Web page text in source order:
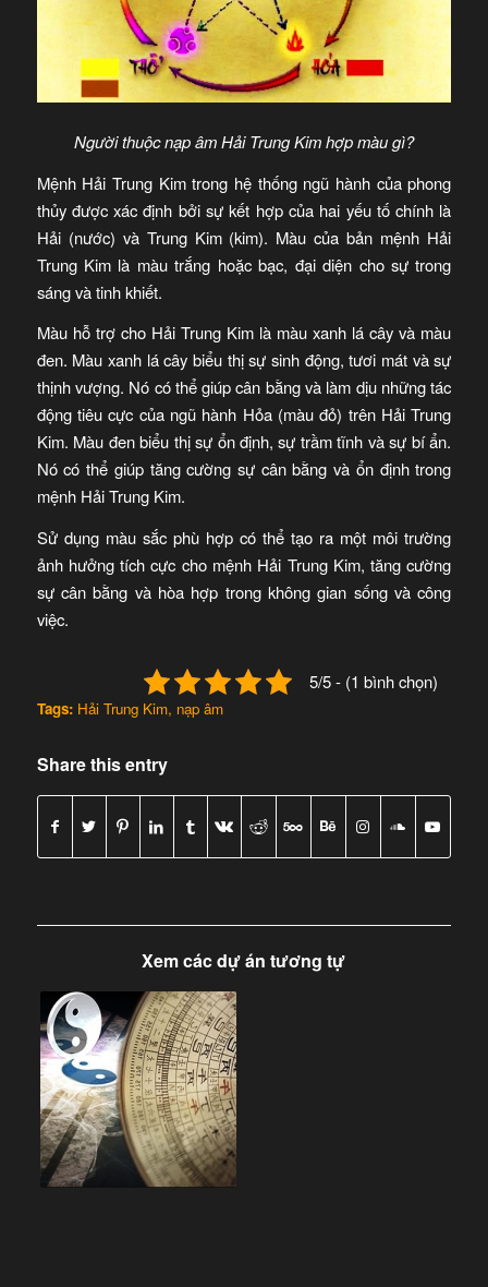
Người thuộc nạp âm Hải Trung Kim hợp màu gì?
Mệnh Hải Trung Kim trong hệ thống ngũ hành của phong
thủy được xác định bởi sự kết hợp của hai yếu tố chính là
Hải (nước) và Trung Kim (kim). Màu của bản mệnh Hải
Trung Kim là màu trắng hoặc bạc, đại diện cho sự trong
sáng và tinh khiết.
Màu hỗ trợ cho Hải Trung Kim là màu xanh lá cây và màu
đen. Màu xanh lá cây biểu thị sự sinh động, tươi mát và sự
thịnh vượng. Nó có thể giúp cân bằng và làm dịu những tác
động tiêu cực của ngũ hành Hỏa (màu đỏ) trên Hải Trung
Kim. Màu đen biểu thị sự ổn định, sự trầm tĩnh và sự bí ẩn.
Nó có thể giúp tăng cường sự cân bằng và ổn định trong
mệnh Hải Trung Kim.
Sử dụng màu sắc phù hợp có thể tạo ra một môi trường
ảnh hưởng tích cực cho mệnh Hải Trung Kim, tăng cường
sự cân bằng và hòa hợp trong không gian sống và công
việc.
5/5 - (1 bình chọn)
Tags: Hải Trung Kim, nạp âm
Share this entry
Xem các dự án tương tự